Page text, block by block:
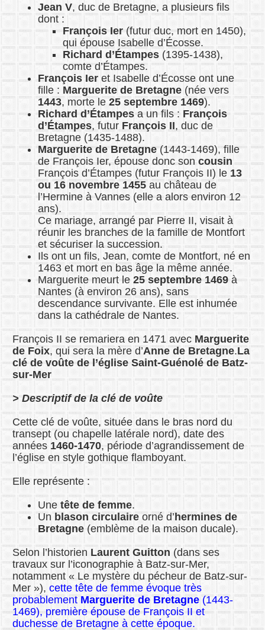
Jean V, duc de Bretagne, a plusieurs fils
dont :
François Ier(futur duc, mort en 1450),
qui épouse Isabelle d’Écosse.
Richard d’Étampes(1395-1438),
comte d’Étampes.
François Ieret Isabelle d’Écosse ont une
fille : Marguerite de Bretagne(née vers
1443, morte le 25 septembre 1469).
Richard d’Étampesa un fils : François
d’Étampes, futur François II, duc de
Bretagne (1435-1488).
Marguerite de Bretagne(1443-1469), fille
de François Ier, épouse donc son cousin
François d’Étampes (futur François II) le 13
ou 16 novembre 1455au château de
l’Hermine à Vannes (elle a alors environ 12
ans).
Ce mariage, arrangé par Pierre II, visait à
réunir les branches de la famille de Montfort
et sécuriser la succession.
Ils ont un fils, Jean, comte de Montfort, né en
1463 et mort en bas âge la même année.
Marguerite meurt le 25 septembre 1469à
Nantes (à environ 26 ans), sans
descendance survivante. Elle est inhumée
dans la cathédrale de Nantes.
François II se remariera en 1471 avec Marguerite
de Foix, qui sera la mère d’Anne de Bretagne.La
clé de voûte de l’église Saint-Guénolé de Batz-
sur-Mer
> Descriptif de la clé de voûte
Cette clé de voûte, située dans le bras nord du
transept (ou chapelle latérale nord), date des
années 1460-1470, période d’agrandissement de
l’église en style gothique flamboyant.
Elle représente :
Une tête de femme.
Un blason circulaireorné d’hermines de
Bretagne(emblème de la maison ducale).
Selon l’historien Laurent Guitton (dans ses
travaux sur l’iconographie à Batz-sur-Mer,
notamment « Le mystère du pécheur de Batz-sur-
Mer »),cette tête de femme évoque très
probablement Marguerite de Bretagne (1443-
1469), première épouse de François II et
duchesse de Bretagne à cette époque.